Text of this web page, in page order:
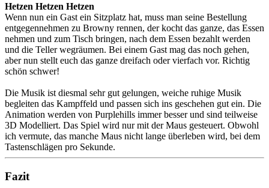
Hetzen Hetzen Hetzen
Wenn nun ein Gast ein Sitzplatz hat, muss man seine Bestellung
entgegennehmen zu Browny rennen, der kocht das ganze, das Essen
nehmen und zum Tisch bringen, nach dem Essen bezahlt werden
und die Teller wegräumen. Bei einem Gast mag das noch gehen,
aber nun stellt euch das ganze dreifach oder vierfach vor. Richtig
schön schwer!
Die Musik ist diesmal sehr gut gelungen, weiche ruhige Musik
begleiten das Kampffeld und passen sich ins geschehen gut ein. Die
Animation werden von Purplehills immer besser und sind teilweise
3D Modelliert. Das Spiel wird nur mit der Maus gesteuert. Obwohl
ich vermute, das manche Maus nicht lange überleben wird, bei dem
Tastenschlägen pro Sekunde.
Fazit